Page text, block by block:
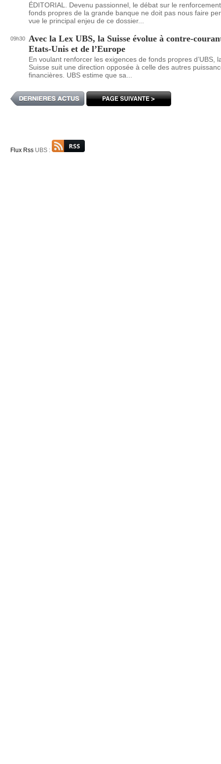
ÉDITORIAL. Devenu passionnel, le débat sur le
fonds propres de la grande banque ne doit pas nous faire
vue le principal enjeu de ce dossier...
09h30 Avec la Lex UBS, la Suisse évolue à contre-
Etats-Unis et de l’Europe
En voulant renforcer les exigences de fonds propres d’UBS,
Suisse suit une direction opposée à celle des autres
financières. UBS estime que sa...
Flux Rss UBS :